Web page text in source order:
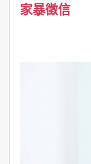
家暴徵信